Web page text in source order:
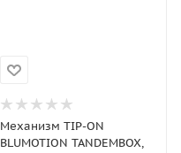
Механизм TIP-ON
BLUMOTION TANDEMBOX,